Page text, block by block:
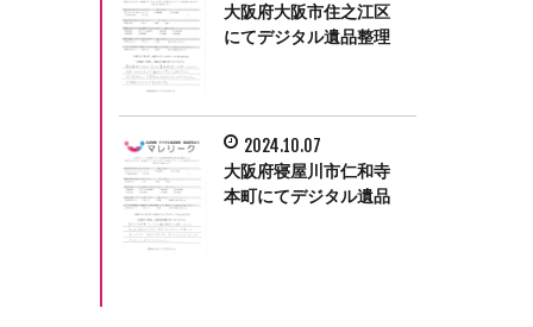
大阪府大阪市住之江区
にてデジタル遺品整理
2024.10.07
大阪府寝屋川市仁和寺
本町にてデジタル遺品